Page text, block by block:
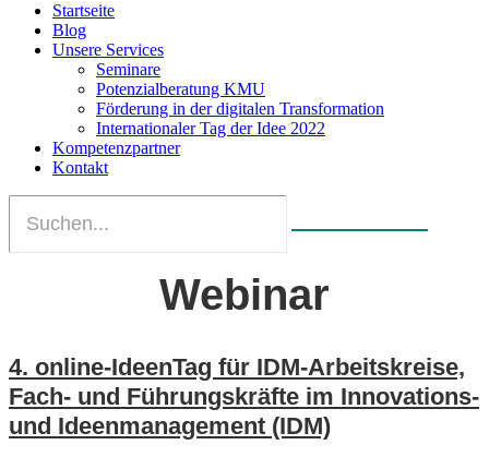
Startseite
Blog
Unsere Services
Seminare
Potenzialberatung KMU
Förderung in der digitalen Transformation
Internationaler Tag der Idee 2022
Kompetenzpartner
Kontakt
Webinar
4. online-IdeenTag für IDM-Arbeitskreise,
Fach- und Führungskräfte im Innovations-
und Ideenmanagement (IDM)